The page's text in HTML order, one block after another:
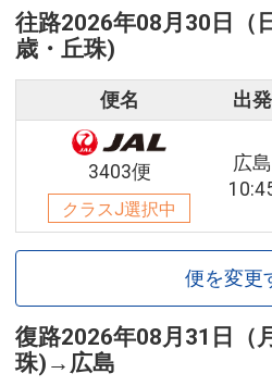
往路2026年08月30日（
歳・丘珠)
便名 出発
3403便
クラスJ選択中
広島
便を変更
復路2026年08月31日（
珠) → 広島